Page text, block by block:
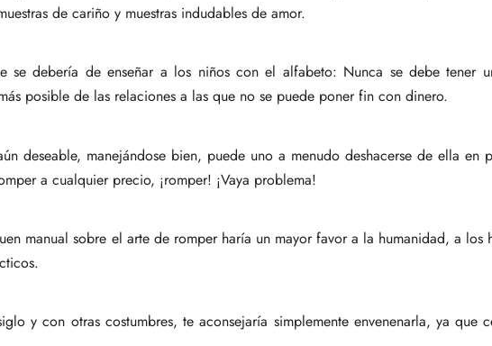
de cariño y muestras indudables de amor.
se debería de enseñar a los niños con el alfabeto: Nunca se debe tener
posible de las relaciones a las que no se puede poner fin con dinero.
deseable, manejándose bien, puede uno a menudo deshacerse de ella en
a cualquier precio, ¡romper! ¡Vaya problema!
manual sobre el arte de romper haría un mayor favor a la humanidad, a
y con otras costumbres, te aconsejaría simplemente envenenarla, ya